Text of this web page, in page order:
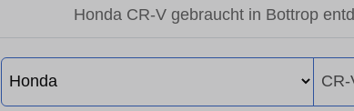
Honda CR-V gebraucht in Bottrop